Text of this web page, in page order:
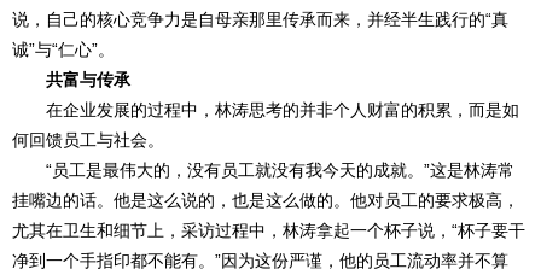
说，自己的核心竞争力是自母亲那里传承而来，并经半生践行的“真
诚”与“仁心”。
共富与传承
在企业发展的过程中，林涛思考的并非个人财富的积累，而是如
何回馈员工与社会。
“员工是最伟大的，没有员工就没有我今天的成就。”这是林涛常
挂嘴边的话。他是这么说的，也是这么做的。他对员工的要求极高，
尤其在卫生和细节上，采访过程中，林涛拿起一个杯子说，“杯子要干
净到一个手指印都不能有。”因为这份严谨，他的员工流动率并不算